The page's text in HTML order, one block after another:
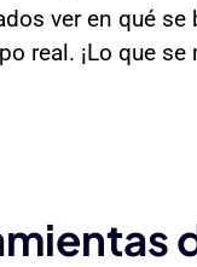
ver en qué
real. ¡Lo que